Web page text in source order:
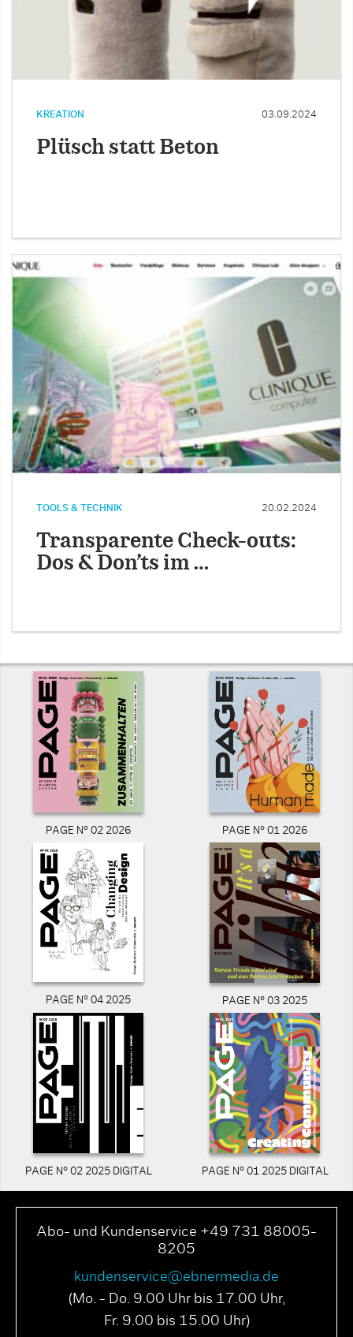
KREATION 03.09.2024
Plüsch statt Beton
TOOLS & TECHNIK 20.02.2024
Transparente Check-outs:
Dos & Don’ts im …
PAGE N° 02 2026 PAGE N° 01 2026
PAGE N° 04 2025 PAGE N° 03 2025
PAGE N° 02 2025 DIGITAL PAGE N° 01 2025 DIGITAL
Abo- und Kundenservice +49 731 88005-
8205
kundenservice@ebnermedia.de
(Mo. - Do. 9.00 Uhr bis 17.00 Uhr,
Fr. 9.00 bis 15.00 Uhr)